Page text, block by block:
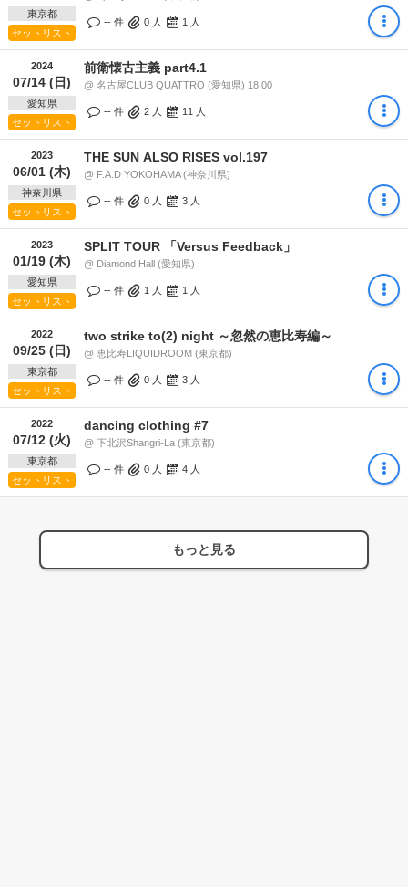
東京都
セットリスト
-- 件 0 人 1 人
2024
07/14 (日)
愛知県
セットリスト
前衛懐古主義 part4.1
@ 名古屋CLUB QUATTRO (愛知県) 18:00
-- 件 2 人 11 人
2023
06/01 (木)
神奈川県
セットリスト
THE SUN ALSO RISES vol.197
@ F.A.D YOKOHAMA (神奈川県)
-- 件 0 人 3 人
2023
01/19 (木)
愛知県
セットリスト
SPLIT TOUR 「Versus Feedback」
@ Diamond Hall (愛知県)
-- 件 1 人 1 人
2022
09/25 (日)
東京都
セットリスト
two strike to(2) night ～忽然の恵比寿編～
@ 恵比寿LIQUIDROOM (東京都)
-- 件 0 人 3 人
2022
07/12 (火)
東京都
セットリスト
dancing clothing #7
@ 下北沢Shangri-La (東京都)
-- 件 0 人 4 人
もっと見る